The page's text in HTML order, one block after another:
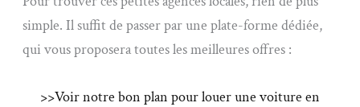
simple. Il suffit de passer par une plate-forme dédiée,
qui vous proposera toutes les meilleures offres :
>>Voir notre bon plan pour louer une voiture en